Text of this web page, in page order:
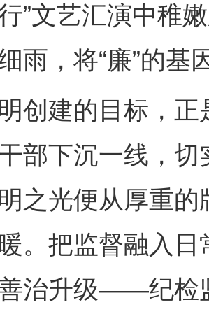
”文艺汇演中稚
雨，将“廉”的基
建的目标，正
部下沉一线，
之光便从厚重
。把监督融入日
治升级——纪检